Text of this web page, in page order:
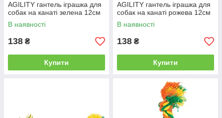
AGILITY гантель іграшка для
собак на канаті зелена 12см
В наявності
138 ₴
Купити
AGILITY гантель іграшка для
собак на канаті рожева 12см
В наявності
138 ₴
Купити